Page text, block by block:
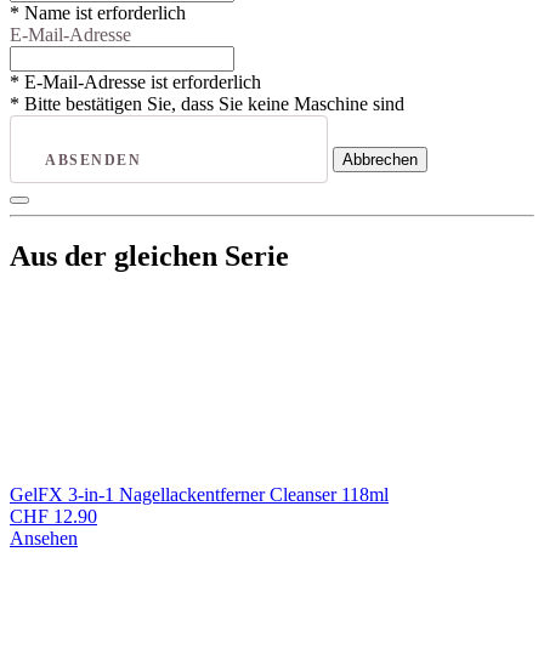
* Name ist erforderlich
E-Mail-Adresse
* E-Mail-Adresse ist erforderlich
* Bitte bestätigen Sie, dass Sie keine Maschine sind
ABSENDEN Abbrechen
Aus der gleichen Serie
GelFX 3-in-1 Nagellackentferner Cleanser 118ml
CHF 12.90
Ansehen